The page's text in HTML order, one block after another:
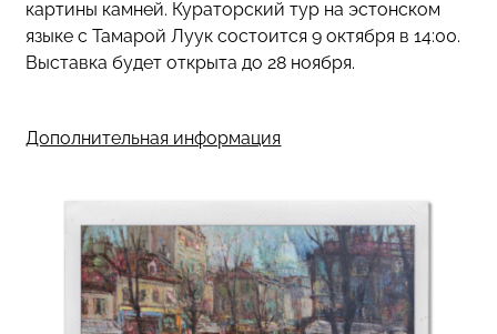
картины камней. Кураторский тур на эстонском
языке с Тамарой Луук состоится 9 октября в 14:00.
Выставка будет открыта до 28 ноября.
Дополнительная информация